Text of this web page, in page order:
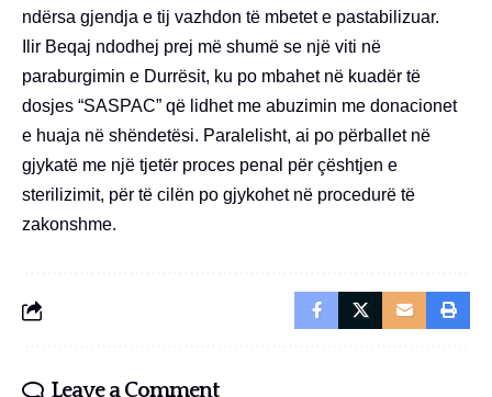
ndërsa gjendja e tij vazhdon të mbetet e pastabilizuar.
Ilir Beqaj ndodhej prej më shumë se një viti në
paraburgimin e Durrësit, ku po mbahet në kuadër të
dosjes “SASPAC” që lidhet me abuzimin me donacionet
e huaja në shëndetësi. Paralelisht, ai po përballet në
gjykatë me një tjetër proces penal për çështjen e
sterilizimit, për të cilën po gjykohet në procedurë të
zakonshme.
Leave a Comment